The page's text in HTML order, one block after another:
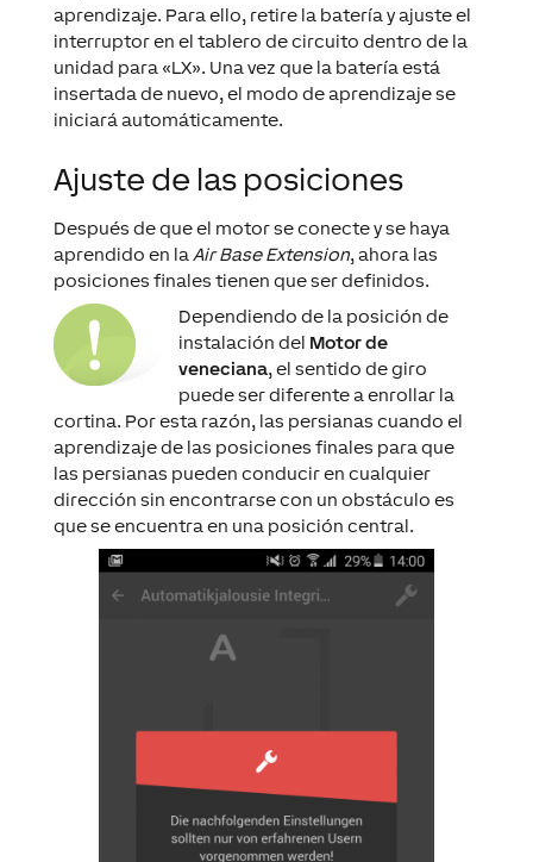
aprendizaje. Para ello, retire la batería y ajuste el
interruptor en el tablero de circuito dentro de la
unidad para «LX». Una vez que la batería está
insertada de nuevo, el modo de aprendizaje se
iniciará automáticamente.
Ajuste de las posiciones
Después de que el motor se conecte y se haya
aprendido en la Air Base Extension, ahora las
posiciones finales tienen que ser definidos.
Dependiendo de la posición de
instalación del Motor de
veneciana, el sentido de giro
puede ser diferente a enrollar la
cortina. Por esta razón, las persianas cuando el
aprendizaje de las posiciones finales para que
las persianas pueden conducir en cualquier
dirección sin encontrarse con un obstáculo es
que se encuentra en una posición central.